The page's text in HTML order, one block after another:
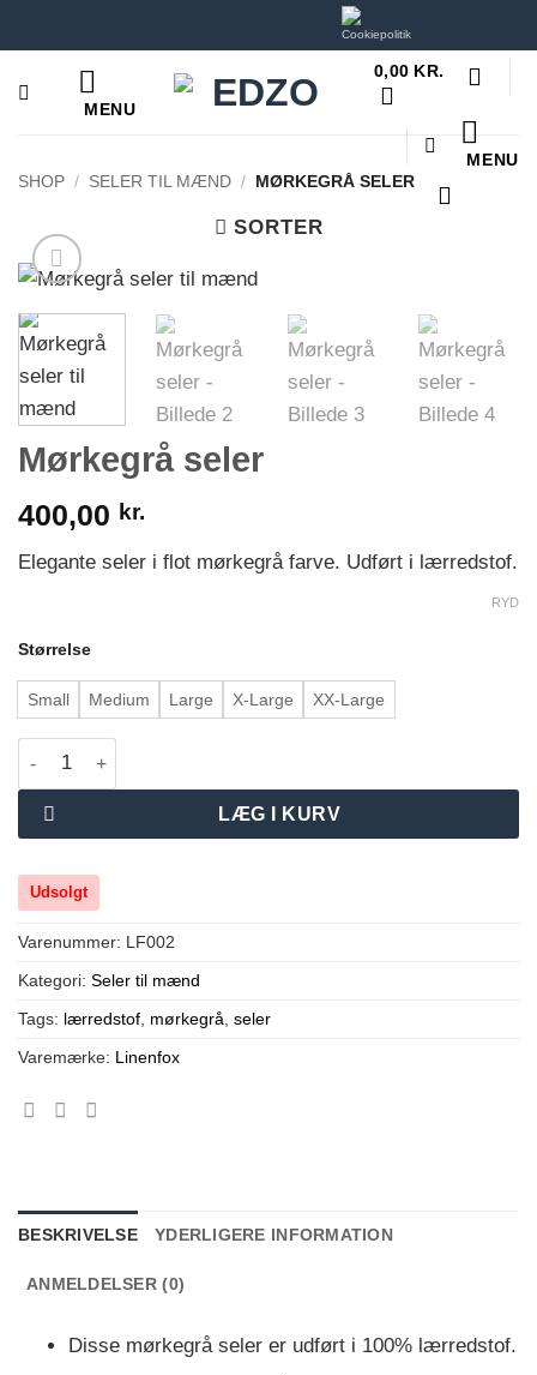
til
indhold
MENU
0,00 KR.
MENU
SHOP / SELER TIL MÆND / MØRKEGRÅ SELER
SORTER
Mørkegrå seler
400,00 kr.
Elegante seler i flot mørkegrå farve. Udført i lærredstof.
Størrelse
Small Medium Large X-Large XX-Large
RYD
Mørkegrå seler antal
LÆG I KURV
Udsolgt
Varenummer: LF002
Kategori: Seler til mænd
Tags: lærredstof, mørkegrå, seler
Varemærke: Linenfox
BESKRIVELSE YDERLIGERE INFORMATION
ANMELDELSER (0)
Disse mørkegrå seler er udført i 100% lærredstof.